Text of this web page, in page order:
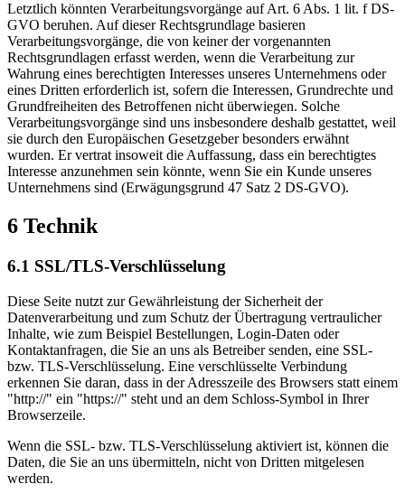
Letztlich könnten Verarbeitungsvorgänge auf Art. 6 Abs. 1 lit. f DS-
GVO beruhen. Auf dieser Rechtsgrundlage basieren
Verarbeitungsvorgänge, die von keiner der vorgenannten
Rechtsgrundlagen erfasst werden, wenn die Verarbeitung zur
Wahrung eines berechtigten Interesses unseres Unternehmens oder
eines Dritten erforderlich ist, sofern die Interessen, Grundrechte und
Grundfreiheiten des Betroffenen nicht überwiegen. Solche
Verarbeitungsvorgänge sind uns insbesondere deshalb gestattet, weil
sie durch den Europäischen Gesetzgeber besonders erwähnt
wurden. Er vertrat insoweit die Auffassung, dass ein berechtigtes
Interesse anzunehmen sein könnte, wenn Sie ein Kunde unseres
Unternehmens sind (Erwägungsgrund 47 Satz 2 DS-GVO).
6 Technik
6.1 SSL/TLS-Verschlüsselung
Diese Seite nutzt zur Gewährleistung der Sicherheit der
Datenverarbeitung und zum Schutz der Übertragung vertraulicher
Inhalte, wie zum Beispiel Bestellungen, Login-Daten oder
Kontaktanfragen, die Sie an uns als Betreiber senden, eine SSL-
bzw. TLS-Verschlüsselung. Eine verschlüsselte Verbindung
erkennen Sie daran, dass in der Adresszeile des Browsers statt einem
"http://" ein "https://" steht und an dem Schloss-Symbol in Ihrer
Browserzeile.
Wenn die SSL- bzw. TLS-Verschlüsselung aktiviert ist, können die
Daten, die Sie an uns übermitteln, nicht von Dritten mitgelesen
werden.